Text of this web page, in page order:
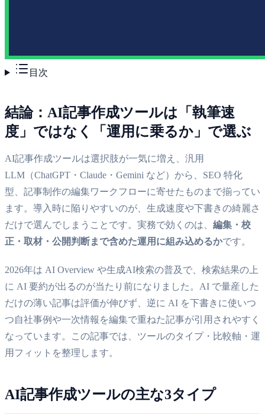
目次
結論：AI記事作成ツールは「執筆速
度」ではなく「運用に乗るか」で選ぶ
AI記事作成ツールは選択肢が一気に増え、汎用
LLM（ChatGPT・Claude・Gemini など）から、SEO 特化
型、記事制作の編集ワークフローに寄せたものまで揃ってい
ます。導入時に陥りやすいのが、生成速度や下書きの綺麗さ
だけで選んでしまうことです。実務で効くのは、 編集・校
正・取材・公開判断まで含めた運用に組み込めるかです。
2026年は AI Overview や生成AI検索の普及で、検索結果の上
に AI 要約が出るのが当たり前になりました。AI で量産した
だけの薄い記事は評価が伸びず、逆に AI を下書きに使いつ
つ自社事例や一次情報を編集で重ねた記事が引用されやすく
なっています。この記事では、ツールのタイプ・比較軸・運
用フィットを整理します。
AI記事作成ツールの主な3タイプ